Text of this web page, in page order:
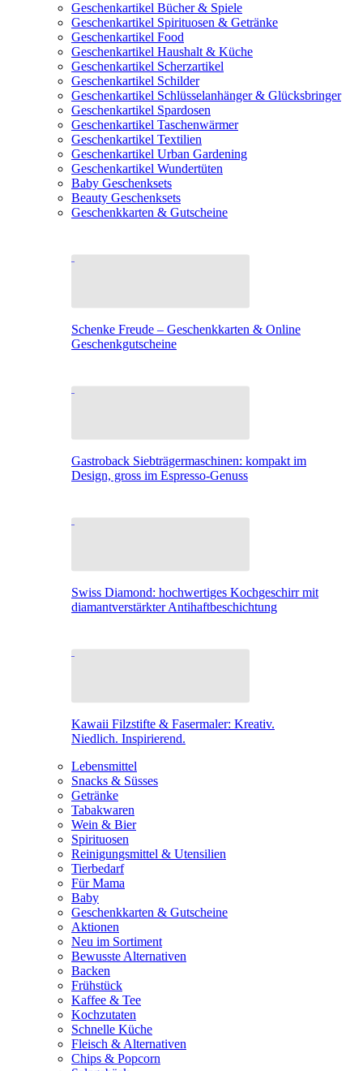
Geschenkartikel Bücher & Spiele
Geschenkartikel Spirituosen & Getränke
Geschenkartikel Food
Geschenkartikel Haushalt & Küche
Geschenkartikel Scherzartikel
Geschenkartikel Schilder
Geschenkartikel Schlüsselanhänger & Glücksbringer
Geschenkartikel Spardosen
Geschenkartikel Taschenwärmer
Geschenkartikel Textilien
Geschenkartikel Urban Gardening
Geschenkartikel Wundertüten
Baby Geschenksets
Beauty Geschenksets
Geschenkkarten & Gutscheine
Schenke Freude – Geschenkkarten & Online
Geschenkgutscheine
Gastroback Siebträgermaschinen: kompakt im
Design, gross im Espresso-Genuss
Swiss Diamond: hochwertiges Kochgeschirr mit
diamantverstärkter Antihaftbeschichtung
Kawaii Filzstifte & Fasermaler: Kreativ.
Niedlich. Inspirierend.
Lebensmittel
Snacks & Süsses
Getränke
Tabakwaren
Wein & Bier
Spirituosen
Reinigungsmittel & Utensilien
Tierbedarf
Für Mama
Baby
Geschenkkarten & Gutscheine
Aktionen
Neu im Sortiment
Bewusste Alternativen
Backen
Frühstück
Kaffee & Tee
Kochzutaten
Schnelle Küche
Fleisch & Alternativen
Chips & Popcorn